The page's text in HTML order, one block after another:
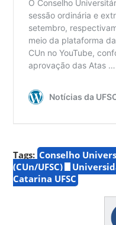
Tags: Conselho
(CUn/UFSC)
Catarina UFSC